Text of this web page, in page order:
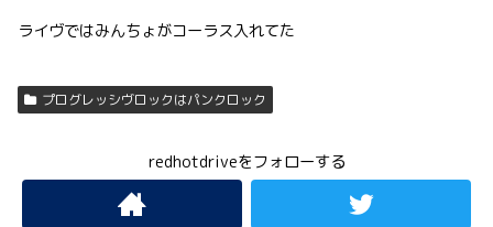
ライヴではみんちょがコーラス入れてた
プログレッシヴロックはパンクロック
redhotdriveをフォローする